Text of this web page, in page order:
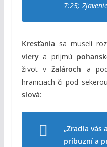
7:25;
Kresťania sa museli
vierya prijmú
život vžalároch a
hraniciach či pod
slová:
„Zradia vás
príbuzní a